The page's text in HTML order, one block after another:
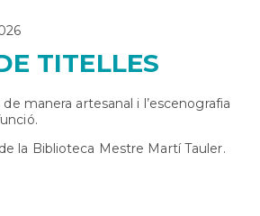
TITELLES
manera artesanal i l’escenografia
la Biblioteca Mestre Martí Tauler.